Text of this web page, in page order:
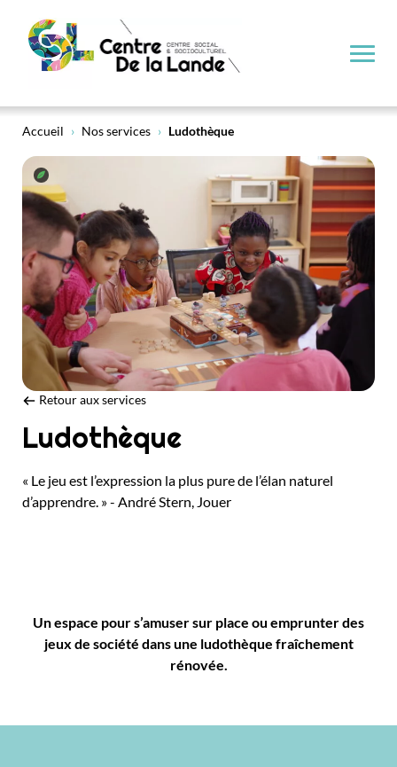
Accueil › Nos services › Ludothèque
Retour aux services
Ludothèque
« Le jeu est l’expression la plus pure de l’élan naturel
d’apprendre. » - André Stern, Jouer
Un espace pour s’amuser sur place ou emprunter des
jeux de société dans une ludothèque fraîchement
rénovée.